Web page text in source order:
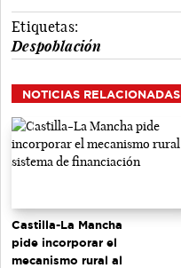
Etiquetas:
Despoblación
NOTICIAS RELACIONADAS
Castilla-La Mancha
pide incorporar el
mecanismo rural al